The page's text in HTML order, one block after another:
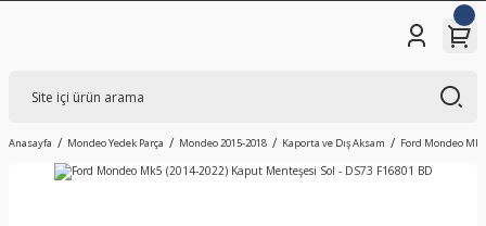
Anasayfa Mondeo Yedek Parça Mondeo 2015-2018 Kaporta ve Dış Aksam Ford Mondeo Mk5